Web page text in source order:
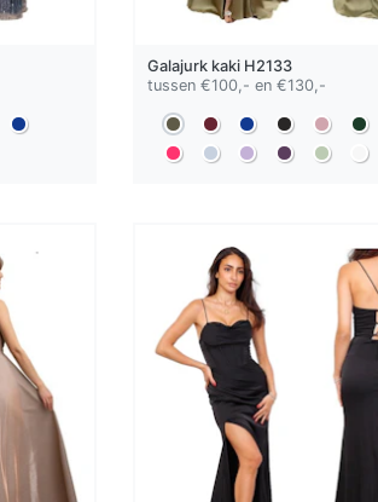
Galajurk kaki H2133
tussen €100,- en €130,-